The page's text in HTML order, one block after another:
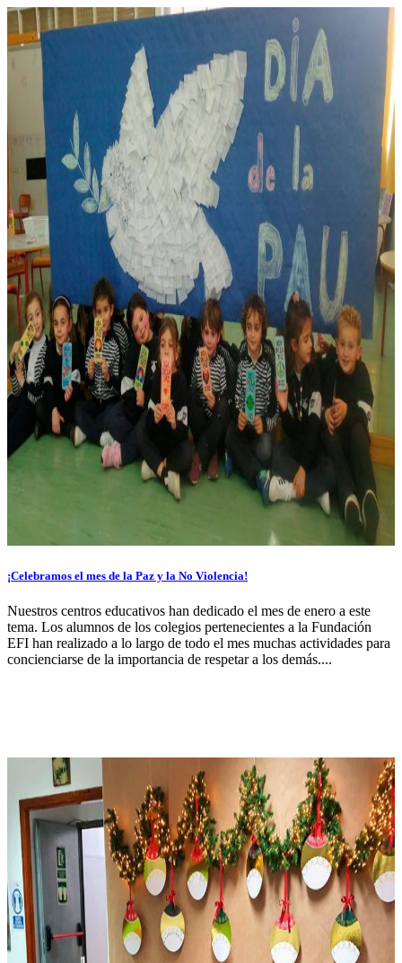
¡Celebramos el mes de la Paz y la No Violencia!
Nuestros centros educativos han dedicado el mes de enero a este
tema. Los alumnos de los colegios pertenecientes a la Fundación
EFI han realizado a lo largo de todo el mes muchas actividades para
concienciarse de la importancia de respetar a los demás....